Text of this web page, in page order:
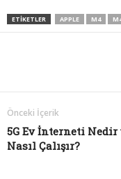
ETIKETLER APPLE M4
Önceki İçerik
5G Ev İnterneti Nedir
Nasıl Çalışır?